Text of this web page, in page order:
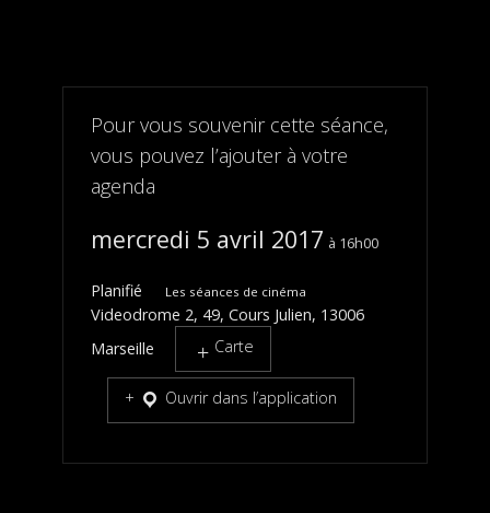
Pour vous souvenir cette séance,
vous pouvez l’ajouter à votre
agenda
mercredi 5 avril 2017 16h00
Planifié Les séances de cinéma
Videodrome 2, 49, Cours Julien, 13006
Marseille
Carte
Ouvrir dans l’application